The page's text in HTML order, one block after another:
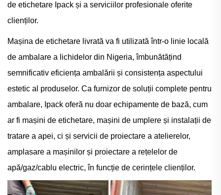
de etichetare Ipack și a serviciilor profesionale oferite
clienților.
Mașina de etichetare livrată va fi utilizată într-o linie locală
de ambalare a lichidelor din Nigeria, îmbunătățind
semnificativ eficiența ambalării și consistența aspectului
estetic al produselor. Ca furnizor de soluții complete pentru
ambalare, Ipack oferă nu doar echipamente de bază, cum
ar fi mașini de etichetare, mașini de umplere și instalații de
tratare a apei, ci și servicii de proiectare a atelierelor,
amplasare a mașinilor și proiectare a rețelelor de
apă/gaz/cablu electric, în funcție de cerințele clienților.